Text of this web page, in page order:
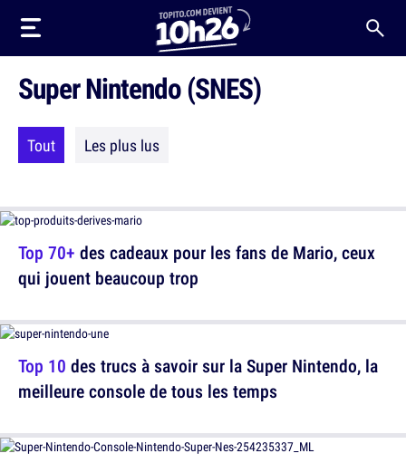
Super Nintendo (SNES)
Tout Les plus lus
Top 70+ des cadeaux pour les fans de Mario, ceux
qui jouent beaucoup trop
Top 10 des trucs à savoir sur la Super Nintendo, la
meilleure console de tous les temps